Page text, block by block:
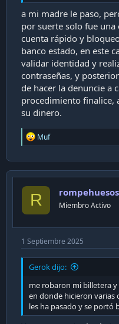
a mi madre le paso,
por suerte solo fue
cuenta rápido y
banco estado, en este
validar identidad y
contraseñas, y
de hacer la denuncie a
procedimiento finalice,
su dinero.
R
e
c
t
o
n
Muf
R rompehuesos
Miembro Activo
1 Septiembre 2025
Gerok dijo:
me robaron mi billetera y
en donde hicieron varias
les ha pasado y se portó